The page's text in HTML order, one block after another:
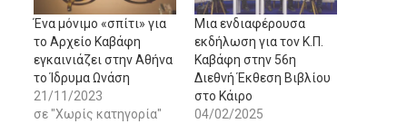
Ένα μόνιμο «σπίτι» για
το Αρχείο Καβάφη
εγκαινιάζει στην Αθήνα
το Ίδρυμα Ωνάση
21/11/2023
σε "Χωρίς κατηγορία"
Μια ενδιαφέρουσα
εκδήλωση για τον Κ.Π.
Καβάφη στην 56η
Διεθνή Έκθεση Βιβλίου
στο Κάιρο
04/02/2025